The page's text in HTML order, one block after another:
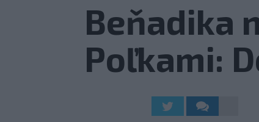
Beňadika
Poľkami: